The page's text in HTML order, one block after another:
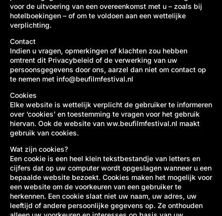
voor de uitvoering van een overeenkomst met u – zoals bij
hotelboekingen – of om te voldoen aan een wettelijke
verplichting.
Contact
Indien u vragen, opmerkingen of klachten zou hebben
omtrent dit Privacybeleid of de verwerking van uw
persoonsgegevens door ons, aarzel dan niet om contact op
te nemen met info@beufilmfestival.nl
Cookies
Elke website is wettelijk verplicht de gebruiker te informeren
over ‘cookies’ en toestemming te vragen voor het gebruik
hiervan. Ook de website van ww.beufilmfestival.nl maakt
gebruik van cookies.
Wat zijn cookies?
Een cookie is een heel klein tekstbestandje van letters en
cijfers dat op uw computer wordt opgeslagen wanneer u een
bepaalde website bezoekt. Cookies maken het mogelijk voor
een website om de voorkeuren van een gebruiker te
herkennen. Een cookie slaat niet uw naam, uw adres, uw
leeftijd of andere persoonlijke gegevens op. Ze onthouden